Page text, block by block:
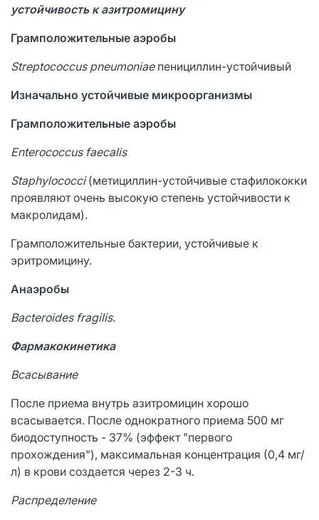
устойчивость к азитромицину
Грамположительные аэробы
Streptococcus pneumoniae пенициллин-устойчивый
Изначально устойчивые микроорганизмы
Грамположительные аэробы
Enterococcus faecalis
Staphylococci(метициллин-устойчивые стафилококки
проявляют очень высокую степень устойчивости к
макролидам).
Грамположительные бактерии, устойчивые к
эритромицину.
Анаэробы
Bacteroides fragilis.
Фармакокинетика
Всасывание
После приема внутрь азитромицин хорошо
всасывается. После однократного приема 500 мг
биодоступность - 37% (эффект "первого
прохождения"), максимальная концентрация (0,4 мг/
л) в крови создается через 2-3 ч.
Распределение